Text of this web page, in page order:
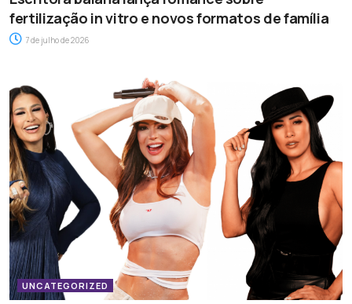
fertilização in vitro e novos formatos de família
7 de julho de 2026
UNCATEGORIZED